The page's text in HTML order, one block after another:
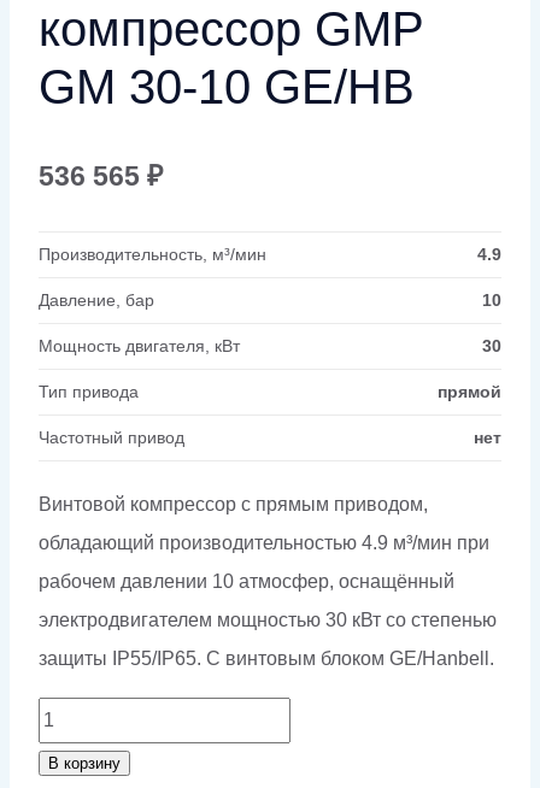
компрессор GMP
GM 30-10 GE/HB
536 565 ₽
Производительность, м³/мин 4.9
Давление, бар 10
Мощность двигателя, кВт 30
Тип привода прямой
Частотный привод нет
Винтовой компрессор с прямым приводом,
обладающий производительностью 4.9 м³/мин при
рабочем давлении 10 атмосфер, оснащённый
электродвигателем мощностью 30 кВт со степенью
защиты IP55/IP65. С винтовым блоком GE/Hanbell.
Количество
товара
В корзину